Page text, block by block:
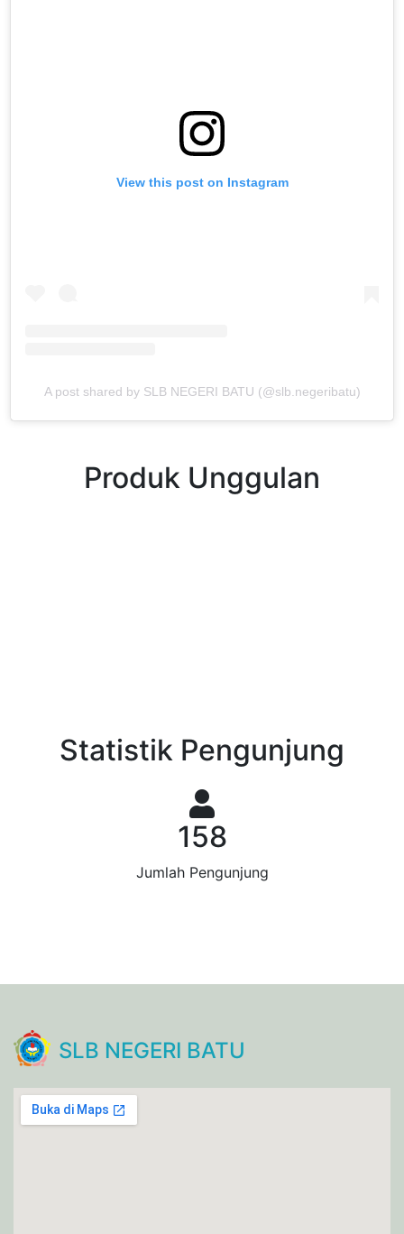
View this post on Instagram
A post shared by SLB NEGERI BATU (@slb.negeribatu)
Produk Unggulan
Statistik Pengunjung
158
Jumlah Pengunjung
SLB NEGERI BATU